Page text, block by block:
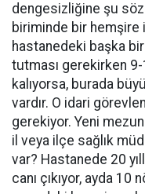
dengesizliğine şu
biriminde bir hemşire
hastanedeki başka
tutması gerekirken
kalıyorsa, burada
vardır. O idari
gerekiyor. Yeni
il veya ilçe sağlık
var? Hastanede 20
canı çıkıyor, ayda